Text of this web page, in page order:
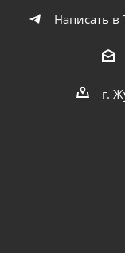
Написать в
г.